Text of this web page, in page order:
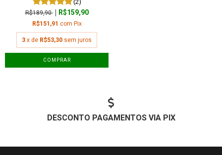
(2)
R$189,90 R$159,90
R$151,91 com Pix
3 x de R$53,30 sem juros
COMPRAR
DESCONTO PAGAMENTOS VIA PIX